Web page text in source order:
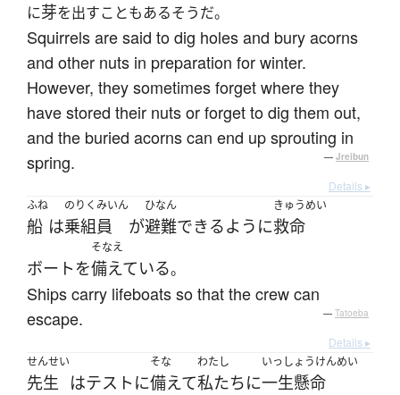
に芽を出すこともあるそうだ。
Squirrels are said to dig holes and bury acorns
and other nuts in preparation for winter.
However, they sometimes forget where they
have stored their nuts or forget to dig them out,
and the buried acorns can end up sprouting in
spring.
— Jreibun
Details ▸
ふね
船 は
のりくみいん
乗組員 が
ひなん
避難できるように
きゅうめい
救命
ボート を
そなえ
備えている。
Ships carry lifeboats so that the crew can
escape.
— Tatoeba
Details ▸
せんせい
先生 はテスト に
そな
備えて
わたし
私たちに
いっしょうけんめい
一生懸命